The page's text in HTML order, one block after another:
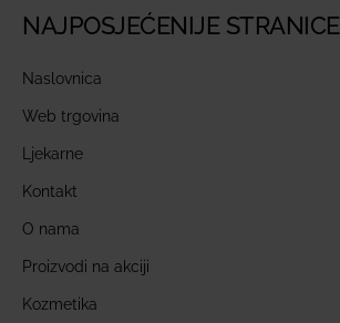
NAJPOSJEĆENIJE STRANICE
Naslovnica
Web trgovina
Ljekarne
Kontakt
O nama
Proizvodi na akciji
Kozmetika